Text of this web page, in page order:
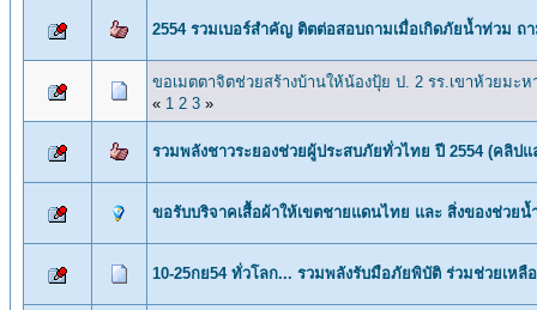
2554 รวมเบอร์สำคัญ ติตต่อสอบถามเมื่อเกิดภัยน้ำท่วม ถ
ขอเมตตาจิตช่วยสร้างบ้านให้น้อง​ปุ้ย ป. 2 รร.เขาห้วยมะ
« 1 2 3 »
รวมพลังชาวระยองช่วยผู้ประสบภัยทั่วไทย ปี 2554 (คลิปแ
ขอรับบริจาคเสื้อผ้าให้เขตชายแดนไทย และ สิ่งของช่วยน้
10-25กย54 ทั่วโลก... รวมพลังรับมือภัยพิบัติ ร่วมช่วยเหลื